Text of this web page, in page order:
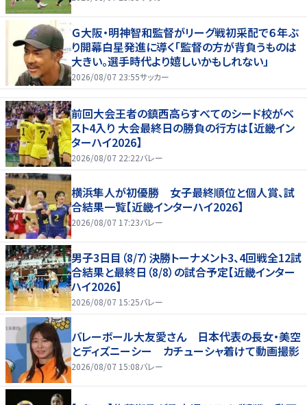
Ｇ大阪・明神智和監督がリーグ戦初采配で６年ぶ
り開幕白星発進に導く「監督の方が背負うものは
大きい。選手時代より嬉しいかもしれない」
2026/08/07 23:55サッカー
前回大会王者の鎮西高らすべてのシード校がベ
スト4入り 大会最終日の勝負の行方は【近畿イン
ターハイ2026】
2026/08/07 22:22バレー
横浜隼人が初優勝 女子最終順位と個人賞、試
合結果一覧【近畿インターハイ2026】
2026/08/07 17:23バレー
男子3日目（8/7）決勝トーナメント3、4回戦全12試
合結果と最終日（8/8）の試合予定【近畿インター
ハイ2026】
2026/08/07 15:25バレー
バレーボール大友愛さん 日本代表の長女・美空
とディズニーシー カチューシャ着けて動画撮影
2026/08/07 15:08バレー